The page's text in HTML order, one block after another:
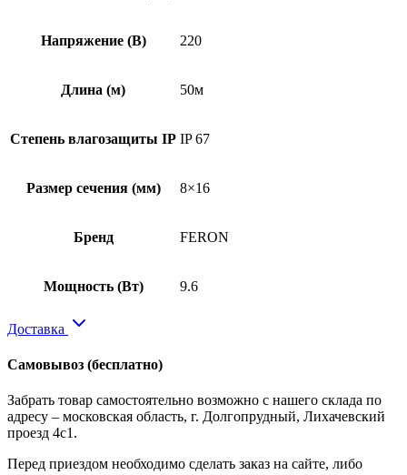
Напряжение (В) 220
Длина (м) 50м
Степень влагозащиты IP IP 67
Размер сечения (мм) 8×16
Бренд FERON
Мощность (Вт) 9.6
Доставка
Самовывоз (бесплатно)
Забрать товар самостоятельно возможно с нашего склада по
адресу – московская область, г. Долгопрудный, Лихачевский
проезд 4с1.
Перед приездом необходимо сделать заказ на сайте, либо